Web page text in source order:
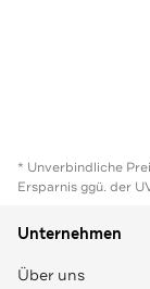
* Unverbindliche
Ersparnis ggü. der
Unternehmen
Über uns